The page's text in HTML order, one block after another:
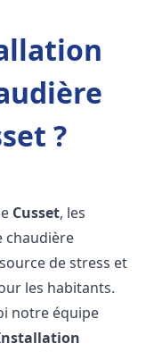
?
Cusset, les
chaudière
de stress et
les habitants.
notre équipe